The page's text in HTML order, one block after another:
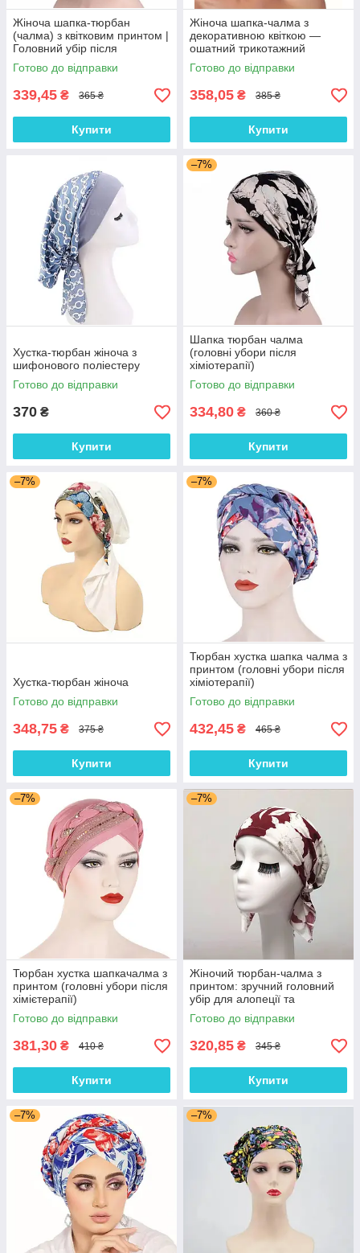
Жіноча шапка-тюрбан
(чалма) з квітковим принтом |
Головний убір після
хіміотерапії, при алопеції |
Літня хустка на голову
Готово до відправки
339,45 ₴ 365 ₴
Купити
Жіноча шапка-чалма з
декоративною квіткою —
ошатний трикотажний
тюрбан, колір Кава з
молоком
Готово до відправки
358,05 ₴ 385 ₴
Купити
Хустка-тюрбан жіноча з
шифонового поліестеру
Готово до відправки
370 ₴
Купити
–7%
Шапка тюрбан чалма
(головні убори після
хіміотерапії)
Готово до відправки
334,80 ₴ 360 ₴
Купити
–7%
Хустка-тюрбан жіноча
Готово до відправки
348,75 ₴ 375 ₴
Купити
–7%
Тюрбан хустка шапка чалма з
принтом (головні убори після
хіміотерапії)
Готово до відправки
432,45 ₴ 465 ₴
Купити
–7%
Тюрбан хустка шапкачалма з
принтом (головні убори після
хімієтерапії)
Готово до відправки
381,30 ₴ 410 ₴
Купити
–7%
Жіночий тюрбан-чалма з
принтом: зручний головний
убір для алопеції та
відновлення після
хімієтерапії
Готово до відправки
320,85 ₴ 345 ₴
Купити
–7% –7%